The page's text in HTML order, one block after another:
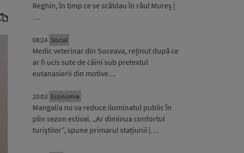
Reghin, în timp ce se scăldau în râul Mureș |
…
08:24 Social
Medic veterinar din Suceava, reținut după ce
ar fi ucis sute de câini sub pretextul
eutanasierii din motive…
20:03 Economie
Mangalia nu va reduce iluminatul public în
plin sezon estival. „Ar diminua confortul
turiștilor”, spune primarul stațiunii |…